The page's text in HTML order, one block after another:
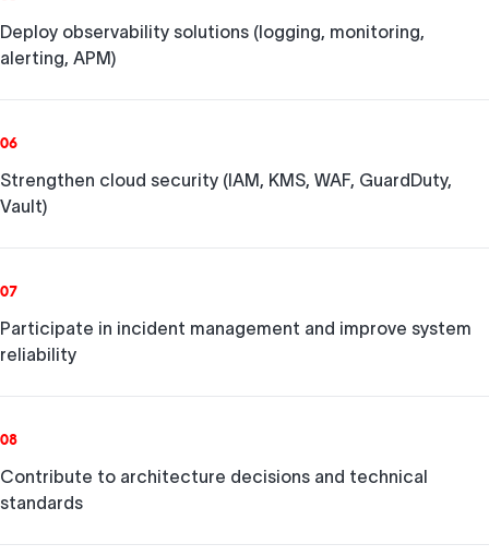
Deploy observability solutions (logging, monitoring,
alerting, APM)
06
Strengthen cloud security (IAM, KMS, WAF, GuardDuty,
Vault)
07
Participate in incident management and improve system
reliability
08
Contribute to architecture decisions and technical
standards